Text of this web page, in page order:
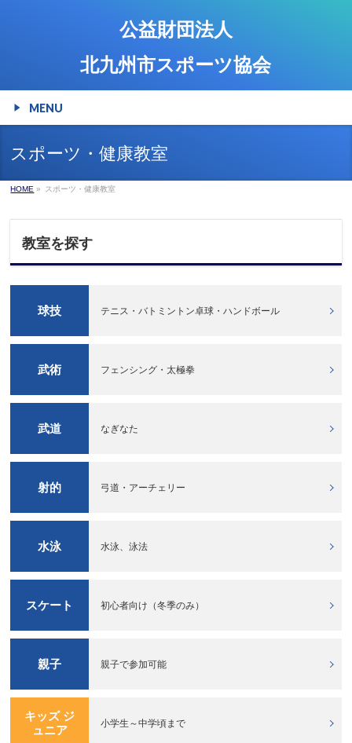
公益財団法人
北九州市スポーツ協会
MENU
スポーツ・健康教室
HOME » スポーツ・健康教室
教室を探す
球技 テニス・バトミントン卓球・ハンドボール
武術 フェンシング・太極拳
武道 なぎなた
射的 弓道・アーチェリー
水泳 水泳、泳法
スケート 初心者向け（冬季のみ）
親子 親子で参加可能
キッズ ジ
ュニア
小学生～中学頃まで